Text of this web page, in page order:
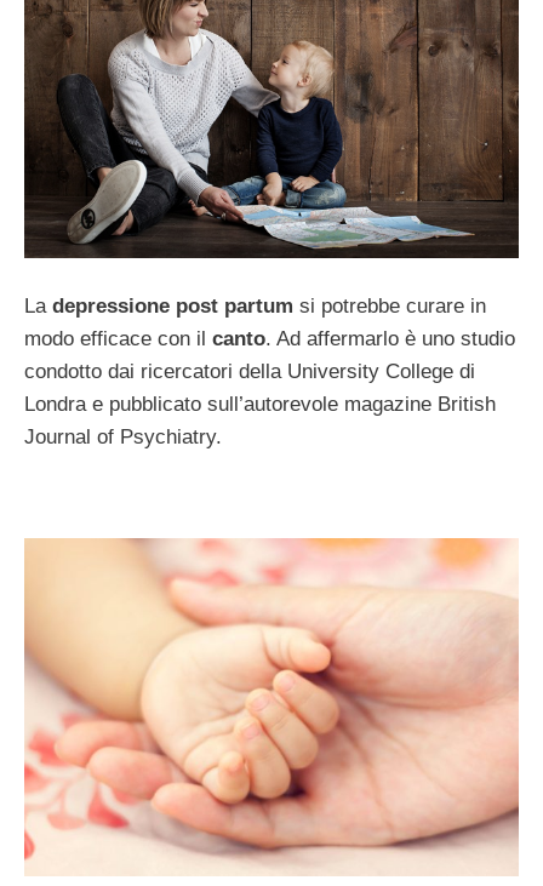
La depressione post partum si potrebbe curare in
modo efficace con il canto. Ad affermarlo è uno studio
condotto dai ricercatori della University College di
Londra e pubblicato sull’autorevole magazine British
Journal of Psychiatry.